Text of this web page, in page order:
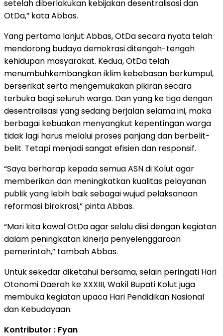
setelah diberlakukan kebijakan desentralisasi dan
OtDa,” kata Abbas.
Yang pertama lanjut Abbas, OtDa secara nyata telah
mendorong budaya demokrasi ditengah-tengah
kehidupan masyarakat. Kedua, OtDa telah
menumbuhkembangkan iklim kebebasan berkumpul,
berserikat serta mengemukakan pikiran secara
terbuka bagi seluruh warga. Dan yang ke tiga dengan
desentralisasi yang sedang berjalan selama ini, maka
berbagai kebuakan menyangkut kepentingan warga
tidak lagi harus melalui proses panjang dan berbelit-
belit. Tetapi menjadi sangat efisien dan responsif.
“Saya berharap kepada semua ASN di Kolut agar
memberikan dan meningkatkan kualitas pelayanan
publik yang lebih baik sebagai wujud pelaksanaan
reformasi birokrasi,” pinta Abbas.
“Mari kita kawal OtDa agar selalu diisi dengan kegiatan
dalam peningkatan kinerja penyelenggaraan
pemerintah,” tambah Abbas.
Untuk sekedar diketahui bersama, selain peringati Hari
Otonomi Daerah ke XXXIII, Wakil Bupati Kolut juga
membuka kegiatan upaca Hari Pendidikan Nasional
dan Kebudayaan.
Kontributor : Fyan